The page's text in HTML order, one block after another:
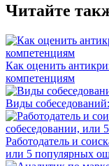
Читайте
Как оценить
компетенциям
Виды
Работодатель и
или 5 популярных